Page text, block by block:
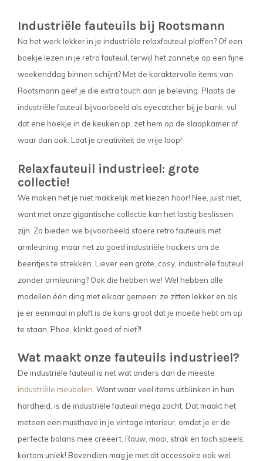
Industriële fauteuils bij Rootsmann
Na het werk lekker in je industriële relaxfauteuil ploffen? Of een
boekje lezen in je retro fauteuil, terwijl het zonnetje op een fijne
weekenddag binnen schijnt? Met de karaktervolle items van
Rootsmann geef je die extra touch aan je beleving. Plaats de
industriële fauteuil bijvoorbeeld als eyecatcher bij je bank, vul
dat ene hoekje in de keuken op, zet hem op de slaapkamer of
waar dan ook. Laat je creativiteit de vrije loop!
Relaxfauteuil industrieel: grote
collectie!
We maken het je niet makkelijk met kiezen hoor! Nee, juist niet,
want met onze gigantische collectie kan het lastig beslissen
zijn. Zo bieden we bijvoorbeeld stoere retro fauteuils met
armleuning, maar net zo goed industriële hockers om de
beentjes te strekken. Liever een grote, cosy, industriële fauteuil
zonder armleuning? Ook die hebben we! Wel hebben alle
modellen één ding met elkaar gemeen: ze zitten lekker en als
je er eenmaal in ploft is de kans groot dat je moeite hebt om op
te staan. Phoe, klinkt goed of niet?!
Wat maakt onze fauteuils industrieel?
De industriële fauteuil is net wat anders dan de meeste
industriële meubelen . Want waar veel items uitblinken in hun
hardheid, is de industriële fauteuil mega zacht. Dat maakt het
meteen een musthave in je vintage interieur, omdat je er de
perfecte balans mee creëert. Rauw, mooi, strak en toch speels,
kortom uniek! Bovendien mag je met dit accessoire ook wel